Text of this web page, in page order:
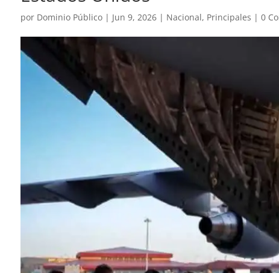
por Dominio Público| Jun 9, 2026| Nacional, Principales | 0